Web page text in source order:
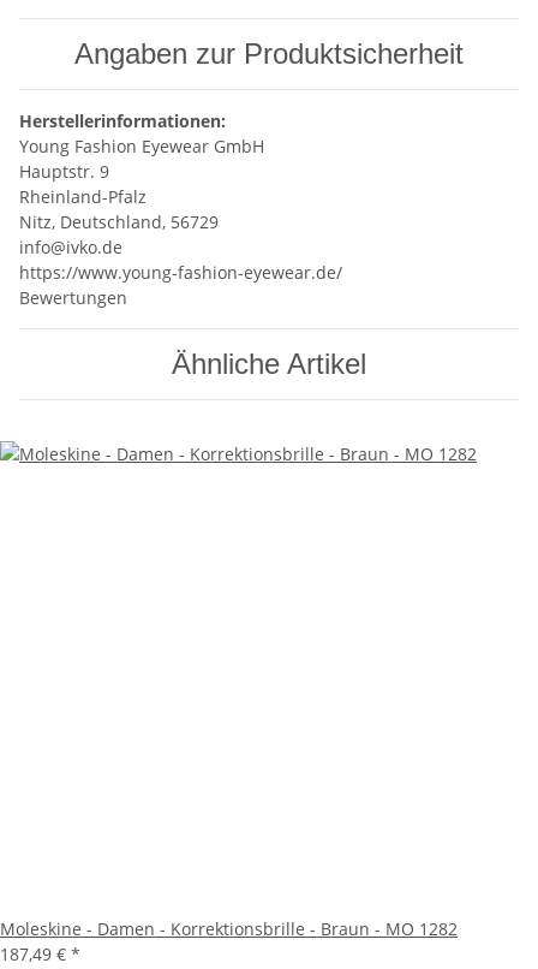
Angaben zur Produktsicherheit
Herstellerinformationen:
Young Fashion Eyewear GmbH
Hauptstr. 9
Rheinland-Pfalz
Nitz, Deutschland, 56729
info@ivko.de
https://www.young-fashion-eyewear.de/
Bewertungen
Ähnliche Artikel
Moleskine - Damen - Korrektionsbrille - Braun - MO 1282
187,49 € *